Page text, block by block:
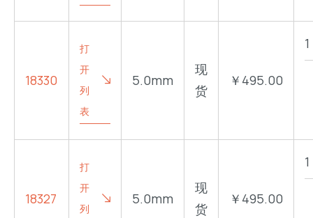
18330
打
开
列
表
5.0mm
现
货
￥495.00
18327
打
开
列
5.0mm
现
货
￥495.00